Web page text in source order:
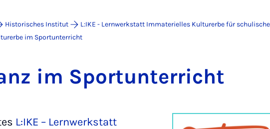
Historisches Institut
L:IKE - Lernwerkstatt Immaterielles Kulturerbe für
im Sportunterricht
im Sport­un­ter­richt
L:IKE – Lernwerkstatt